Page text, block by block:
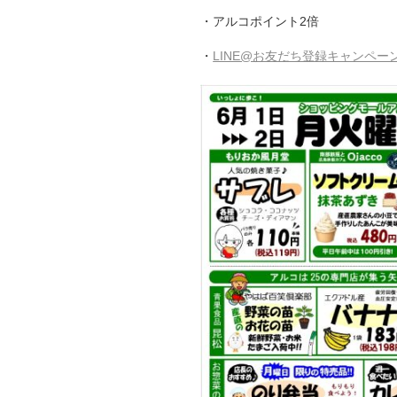
・アルコポイント2倍
・ LINE@お友だち登録キャンペー